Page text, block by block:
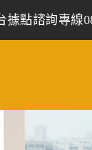
據點諮詢專線